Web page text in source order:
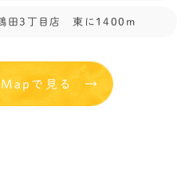
田3丁目店 東に1400m
で見る